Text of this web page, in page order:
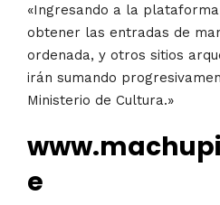
«Ingresando a la
obtener las entradas de
ordenada, y otros sitios
irán sumando
Ministerio de Cultura.»
e